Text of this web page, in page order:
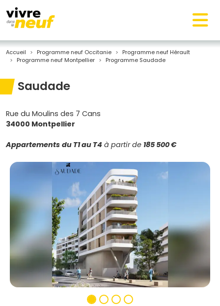
Accueil Programme neuf Occitanie
Programme neuf Hérault
Programme neuf Montpellier
Programme Saudade
Saudade
Rue du Moulins des 7 Cans
34000 Montpellier
Appartements du T1 au T4 à partir de 185 500 €